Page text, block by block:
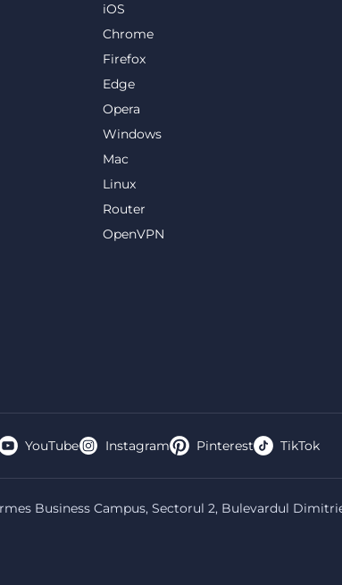
iOS
Chrome
Firefox
Edge
Opera
Windows
Mac
Linux
Router
OpenVPN
YouTube Instagram Pinterest TikTok
Business Campus, Sectorul 2, Bulevardul